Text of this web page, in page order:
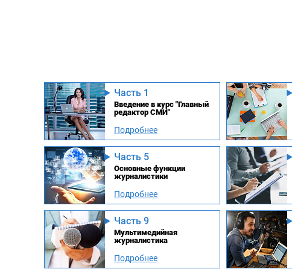
Часть 1
Введение в курс "Главный
редактор СМИ"
Подробнее
Часть 5
Основные функции
журналистики
Подробнее
Часть 9
Мультимедийная
журналистика
Подробнее